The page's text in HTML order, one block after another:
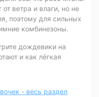
ветра и влаги, но не
поэтому для сильных
комбинезоны.
дождевики на
и как лёгкая
- весь раздел